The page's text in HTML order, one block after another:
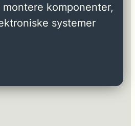
komponenter,
systemer